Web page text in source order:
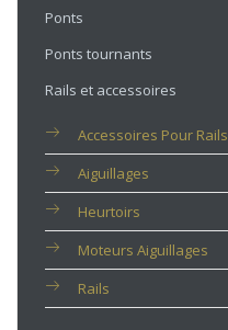
Ponts
Ponts tournants
Rails et accessoires
Accessoires Pour Rails
Aiguillages
Heurtoirs
Moteurs Aiguillages
Rails